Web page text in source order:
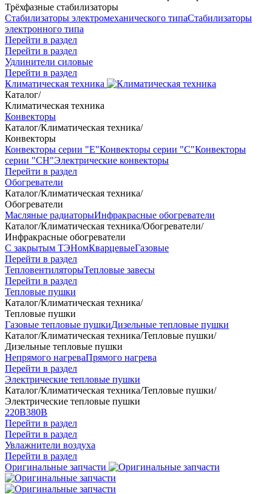
Трёхфазные стабилизаторы
Стабилизаторы электромеханического типаСтабилизаторы
электронного типа
Перейти в раздел
Перейти в раздел
Удлинители силовые
Перейти в раздел
Климатическая техника
Каталог/
Климатическая техника
Конвекторы
Каталог/Климатическая техника/
Конвекторы
Конвекторы серии "Е"Конвекторы серии "С"Конвекторы
серии "СН"Электрические конвекторы
Перейти в раздел
Обогреватели
Каталог/Климатическая техника/
Обогреватели
Масляные радиаторыИнфракрасные обогреватели
Каталог/Климатическая техника/Обогреватели/
Инфракрасные обогреватели
С закрытым ТЭНомКварцевыеГазовые
Перейти в раздел
ТепловентиляторыТепловые завесы
Перейти в раздел
Тепловые пушки
Каталог/Климатическая техника/
Тепловые пушки
Газовые тепловые пушкиДизельные тепловые пушки
Каталог/Климатическая техника/Тепловые пушки/
Дизельные тепловые пушки
Непрямого нагреваПрямого нагрева
Перейти в раздел
Электрические тепловые пушки
Каталог/Климатическая техника/Тепловые пушки/
Электрические тепловые пушки
220В380В
Перейти в раздел
Перейти в раздел
Увлажнители воздуха
Перейти в раздел
Оригинальные запчасти